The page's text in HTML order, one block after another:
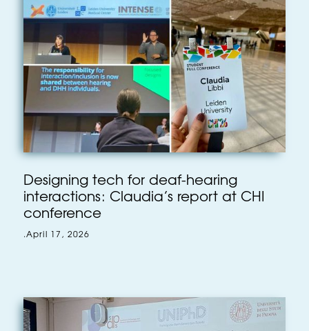
Designing tech for deaf-hearing
interactions: Claudia’s report at CHI
conference
.April 17, 2026